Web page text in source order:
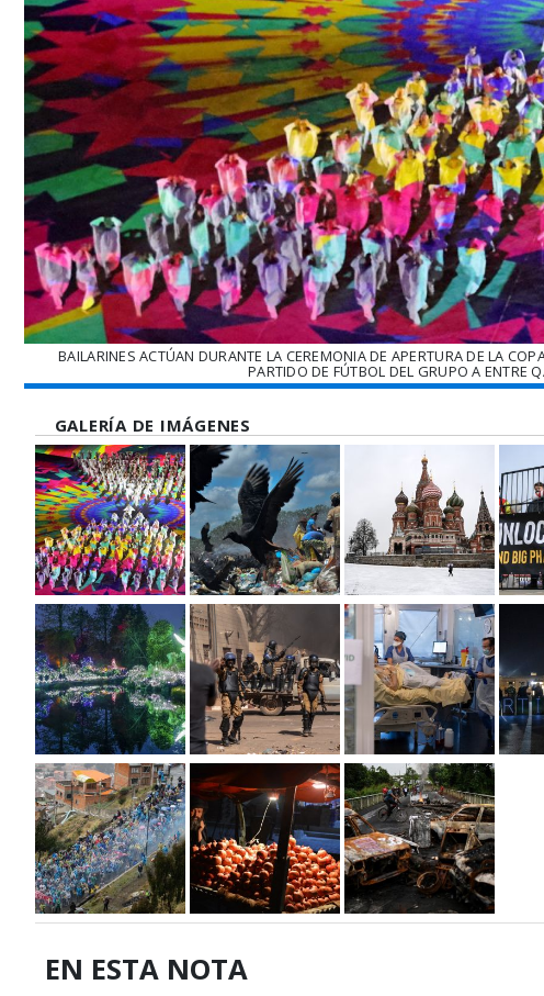
BAILARINES ACTÚAN DURANTE LA CEREMONIA DE APERTURA DE LA
PARTIDO DE FÚTBOL DEL GRUPO A ENTRE
GALERÍA DE IMÁGENES
EN ESTA NOTA